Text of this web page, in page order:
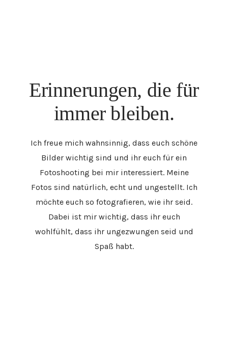
Erinnerungen, die für
immer bleiben.
Ich freue mich wahnsinnig, dass euch schöne
Bilder wichtig sind und ihr euch für ein
Fotoshooting bei mir interessiert. Meine
Fotos sind natürlich, echt und ungestellt. Ich
möchte euch so fotografieren, wie ihr seid.
Dabei ist mir wichtig, dass ihr euch
wohlfühlt, dass ihr ungezwungen seid und
Spaß habt.